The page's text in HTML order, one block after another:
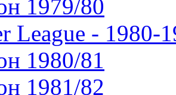
1979/80
League - 1980-
1980/81
1981/82